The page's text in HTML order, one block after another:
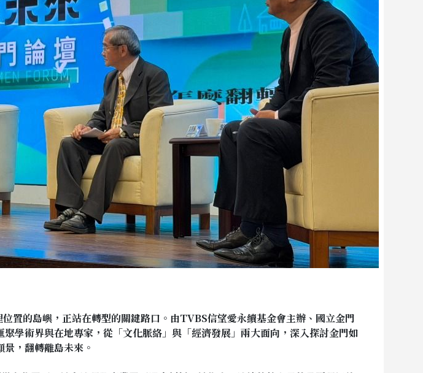
置的島嶼，正站在轉型的關鍵路口。由TVBS信望愛永續基金會主辦、國立金門
學術界與在地專家，從「文化脈絡」與「經濟發展」兩大面向，深入探討金門如
，翻轉離島未來。